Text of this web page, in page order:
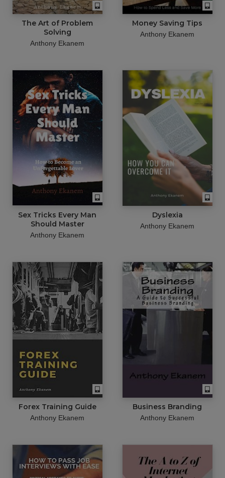
The Art of Problem
Solving
Anthony Ekanem
Money Saving Tips
Anthony Ekanem
Sex Tricks Every Man
Should Master
Anthony Ekanem
Dyslexia
Anthony Ekanem
Forex Training Guide
Anthony Ekanem
Business Branding
Anthony Ekanem